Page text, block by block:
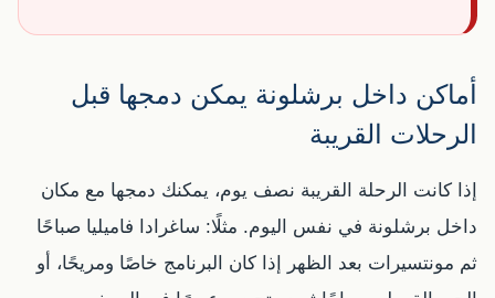
أماكن داخل برشلونة يمكن دمجها قبل
الرحلات القريبة
إذا كانت الرحلة القريبة نصف يوم، يمكنك دمجها مع مكان
داخل برشلونة في نفس اليوم. مثلًا: ساغرادا فاميليا صباحًا
ثم مونتسيرات بعد الظهر إذا كان البرنامج خاصًا ومريحًا، أو